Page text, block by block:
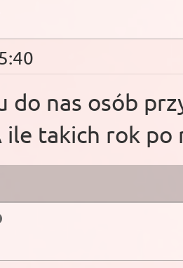
do nas osób
ile takich rok